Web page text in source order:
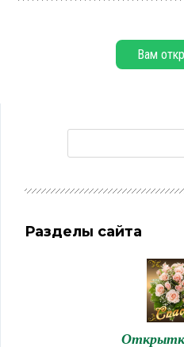
Вам
Разделы сайта